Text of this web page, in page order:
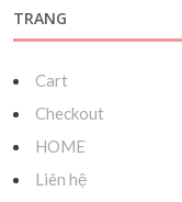
TRANG
Cart
Checkout
HOME
Liên hệ